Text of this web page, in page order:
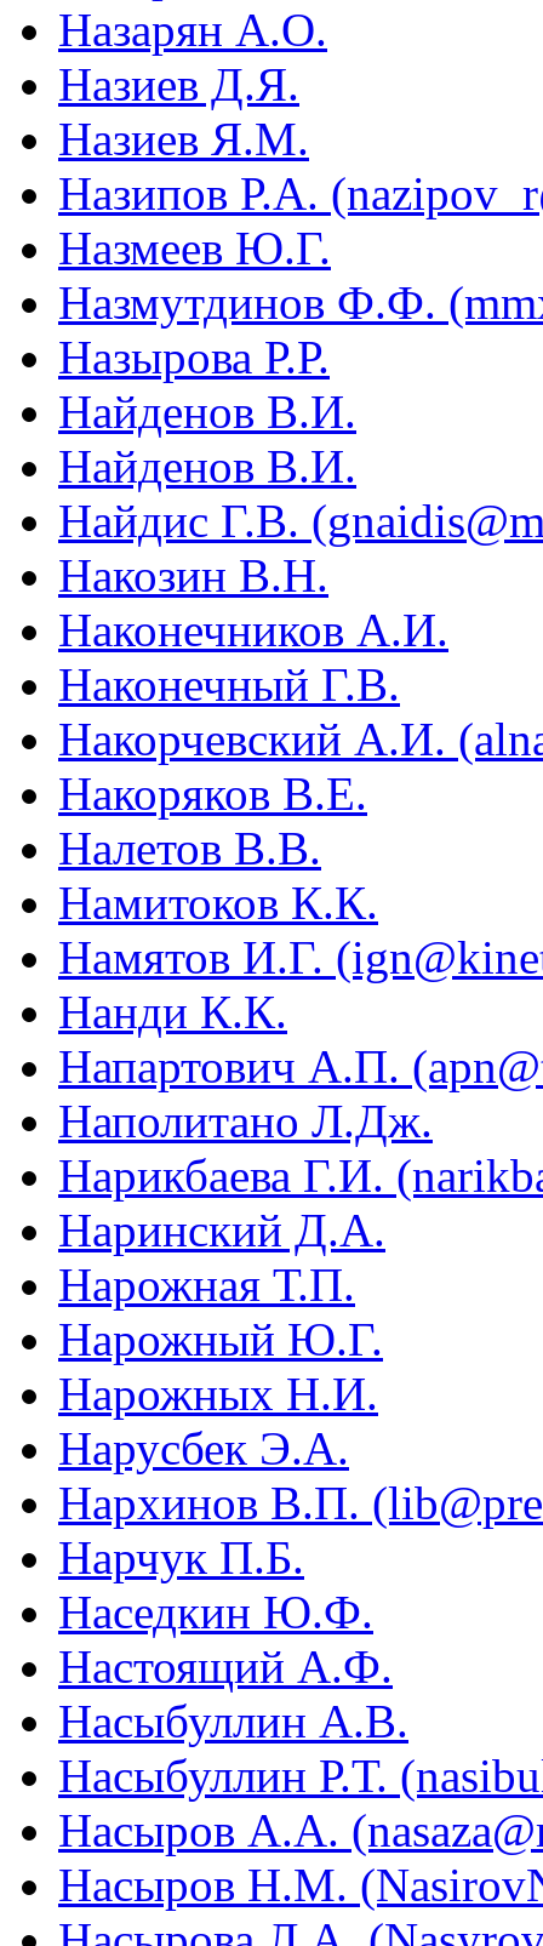
Назарян А.О.
Назиев Д.Я.
Назиев Я.М.
Назипов Р.А.
Назмеев Ю.Г.
Назмутдинов Ф.Ф.
Назырова Р.Р.
Найденов В.И.
Найденов В.И.
Найдис Г.В.
Накозин В.Н.
Наконечников А.И.
Наконечный Г.В.
Накорчевский А.И.
Накоряков В.Е.
Налетов В.В.
Намитоков К.К.
Намятов И.Г.
Нанди К.К.
Напартович А.П.
Наполитано Л.Дж.
Нарикбаева Г.И.
Наринский Д.А.
Нарожная Т.П.
Нарожный Ю.Г.
Нарожных Н.И.
Нарусбек Э.А.
Нархинов В.П.
Нарчук П.Б.
Наседкин Ю.Ф.
Настоящий А.Ф.
Насыбуллин А.В.
Насыбуллин Р.Т.
Насыров А.А.
Насыров Н.М.